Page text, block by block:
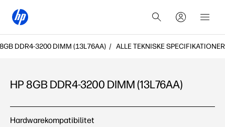
DDR4-3200 DIMM (13L76AA) ALLE TEKNISKE SPECIFIKATIONER
HP 8GB DDR4-3200 DIMM (13L76AA)
specifikationer
Hardwarekompatibilitet